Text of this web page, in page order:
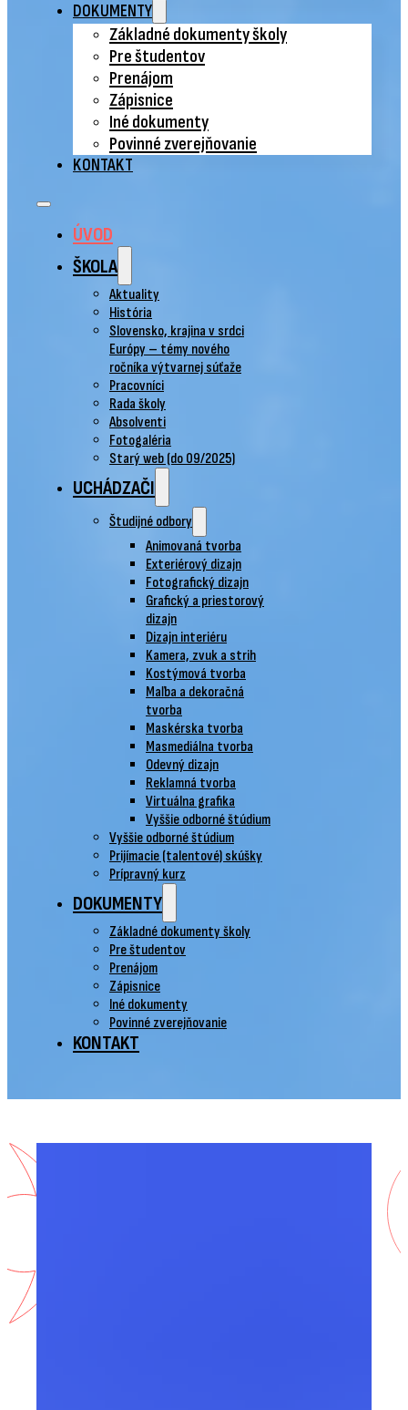
DOKUMENTY
Základné dokumenty školy
Pre študentov
Prenájom
Zápisnice
Iné dokumenty
Povinné zverejňovanie
KONTAKT
ÚVOD
ŠKOLA
Aktuality
História
Slovensko, krajina v srdci
Európy – témy nového
ročníka výtvarnej súťaže
Pracovníci
Rada školy
Absolventi
Fotogaléria
Starý web (do 09/2025)
UCHÁDZAČI
Študijné odbory
Animovaná tvorba
Exteriérový dizajn
Fotografický dizajn
Grafický a priestorový
dizajn
Dizajn interiéru
Kamera, zvuk a strih
Kostýmová tvorba
Maľba a dekoračná
tvorba
Maskérska tvorba
Masmediálna tvorba
Odevný dizajn
Reklamná tvorba
Virtuálna grafika
Vyššie odborné štúdium
Vyššie odborné štúdium
Prijímacie (talentové) skúšky
Prípravný kurz
DOKUMENTY
Základné dokumenty školy
Pre študentov
Prenájom
Zápisnice
Iné dokumenty
Povinné zverejňovanie
KONTAKT